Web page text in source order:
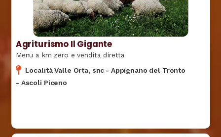
Agriturismo Il Gigante
Menu a km zero e vendita diretta
Località Valle Orta, snc - Appignano del Tronto
- Ascoli Piceno